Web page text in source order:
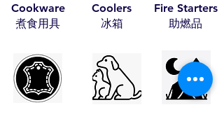
Cookware
​煮食用具
Coolers
​冰箱
Fire Starters
​助燃品